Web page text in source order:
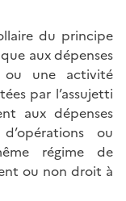
du principe
aux dépenses
ou une activité
par l’assujetti
aux dépenses
ou
régime de
ou non droit à